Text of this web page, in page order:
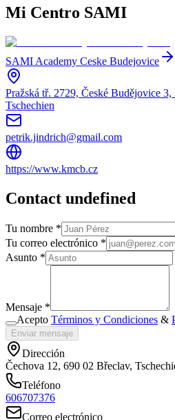
Mi Centro SAMI
SAMI Academy Ceske Budejovice
Pražská tř. 2729, České Budějovice
Tschechien
petrik.jindrich@gmail.com
https://www.kmcb.cz
Contact undefined
Tu nombre *
Tu correo electrónico *
Asunto *
Mensaje *
Acepto Términos y Condiciones &
Enviar mensaje
Dirección
Čechova 12, 690 02 Břeclav,
Teléfono
606707376
Correo electrónico